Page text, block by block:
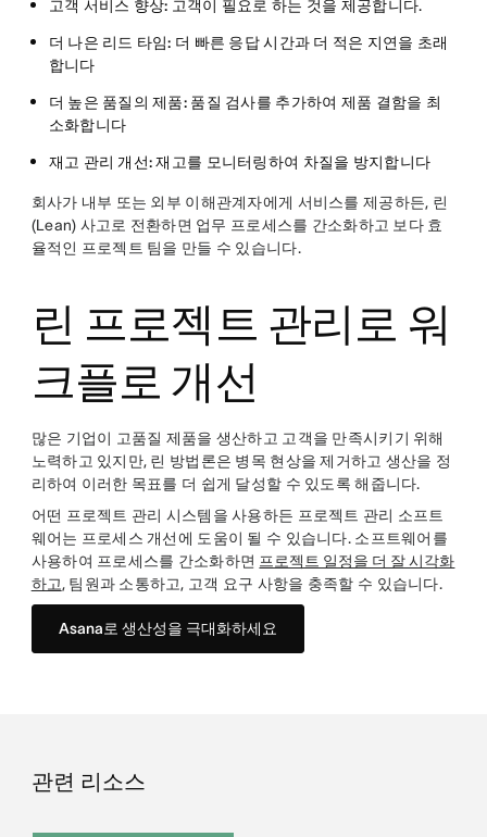
고객 서비스 향상: 고객이 필요로 하는 것을 제공합니다.
더 나은 리드 타임: 더 빠른 응답 시간과 더 적은 지연을 초래
합니다
더 높은 품질의 제품: 품질 검사를 추가하여 제품 결함을 최
소화합니다
재고 관리 개선:재고를 모니터링하여 차질을 방지합니다
회사가 내부 또는 외부 이해관계자에게 서비스를 제공하든, 린
(Lean) 사고로 전환하면 업무 프로세스를 간소화하고 보다 효
율적인 프로젝트 팀을 만들 수 있습니다.
린 프로젝트 관리로 워
크플로 개선
많은 기업이 고품질 제품을 생산하고 고객을 만족시키기 위해
노력하고 있지만, 린 방법론은 병목 현상을 제거하고 생산을 정
리하여 이러한 목표를 더 쉽게 달성할 수 있도록 해줍니다.
어떤 프로젝트 관리 시스템을 사용하든 프로젝트 관리 소프트
웨어는 프로세스 개선에 도움이 될 수 있습니다. 소프트웨어를
사용하여 프로세스를 간소화하면 프로젝트 일정을 더 잘 시각화
하고, 팀원과 소통하고, 고객 요구 사항을 충족할 수 있습니다.
Asana로 생산성을 극대화하세요
관련 리소스